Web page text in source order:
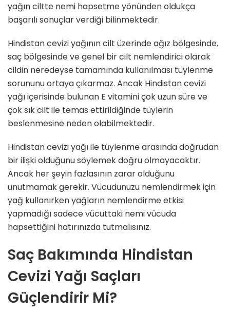
yağın ciltte nemi hapsetme yönünden oldukça
başarılı sonuçlar verdiği bilinmektedir.
Hindistan cevizi yağının cilt üzerinde ağız bölgesinde,
saç bölgesinde ve genel bir cilt nemlendirici olarak
cildin neredeyse tamamında kullanılması tüylenme
sorununu ortaya çıkarmaz. Ancak Hindistan cevizi
yağı içerisinde bulunan E vitamini çok uzun süre ve
çok sık cilt ile temas ettirildiğinde tüylerin
beslenmesine neden olabilmektedir.
Hindistan cevizi yağı ile tüylenme arasında doğrudan
bir ilişki olduğunu söylemek doğru olmayacaktır.
Ancak her şeyin fazlasının zarar olduğunu
unutmamak gerekir. Vücudunuzu nemlendirmek için
yağ kullanırken yağların nemlendirme etkisi
yapmadığı sadece vücuttaki nemi vücuda
hapsettiğini hatırınızda tutmalısınız.
Saç Bakımında Hindistan
Cevizi Yağı Saçları
Güçlendirir Mi?